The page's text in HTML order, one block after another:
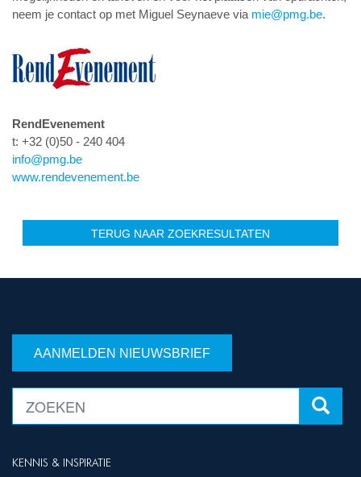
neem je contact op met Miguel Seynaeve via mie@pmg.be.
RendEvenement
t: +32 (0)50 - 240 404
info@pmg.be
www.rendevenement.be
TERUG NAAR ZOEKRESULTATEN
AANMELDEN NIEUWSBRIEF
KENNIS & INSPIRATIE